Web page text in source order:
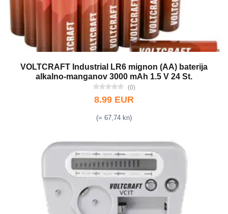
VOLTCRAFT Industrial LR6 mignon (AA) baterija
alkalno-manganov 3000 mAh 1.5 V 24 St.
(0)
8.99 EUR
(= 67,74 kn)